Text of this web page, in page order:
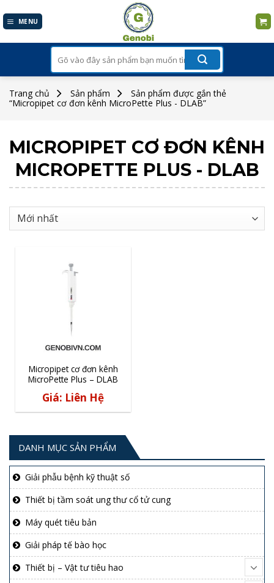
to
MENU
kiếm:
Trang chủ Sản phẩm
Sản phẩm được gắn thẻ
“Micropipet cơ đơn kênh MicroPette Plus - DLAB”
MICROPIPET CƠ ĐƠN KÊNH
MICROPETTE PLUS - DLAB
Micropipet cơ đơn kênh
MicroPette Plus – DLAB
Giá: Liên Hệ
DANH MỤC SẢN PHẨM
Giải phẫu bệnh kỹ thuật số
Thiết bị tầm soát ung thư cổ tử cung
Máy quét tiêu bản
Giải pháp tế bào học
Thiết bị – Vật tư tiêu hao